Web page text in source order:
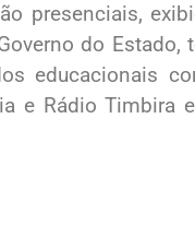
presenciais,
do Estado,
educacionais
e Rádio Timbira